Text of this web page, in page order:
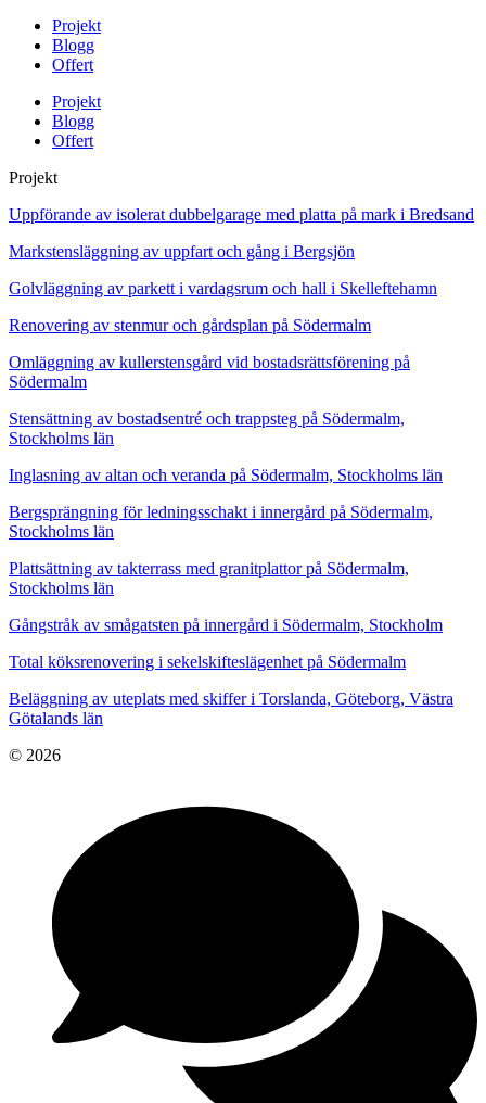
Projekt
Blogg
Offert
Projekt
Blogg
Offert
Projekt
Uppförande av isolerat dubbelgarage med platta på mark i Bredsand
Markstensläggning av uppfart och gång i Bergsjön
Golvläggning av parkett i vardagsrum och hall i Skelleftehamn
Renovering av stenmur och gårdsplan på Södermalm
Omläggning av kullerstensgård vid bostadsrättsförening på
Södermalm
Stensättning av bostadsentré och trappsteg på Södermalm,
Stockholms län
Inglasning av altan och veranda på Södermalm, Stockholms län
Bergsprängning för ledningsschakt i innergård på Södermalm,
Stockholms län
Plattsättning av takterrass med granitplattor på Södermalm,
Stockholms län
Gångstråk av smågatsten på innergård i Södermalm, Stockholm
Total köksrenovering i sekelskifteslägenhet på Södermalm
Beläggning av uteplats med skiffer i Torslanda, Göteborg, Västra
Götalands län
© 2026